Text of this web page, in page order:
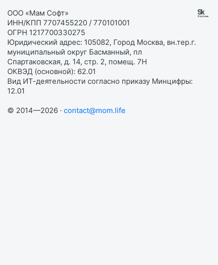
ООО «Мам Софт»
ИНН/КПП 7707455220 / 770101001
ОГРН 1217700330275
Юридический адрес: 105082, Город Москва, вн.тер.г.
муниципальный округ Басманный, пл
Спартаковская, д. 14, стр. 2, помещ. 7Н
ОКВЭД (основной): 62.01
Вид ИТ-деятельности согласно приказу Минцифры:
12.01
© 2014—2026 · contact@mom.life